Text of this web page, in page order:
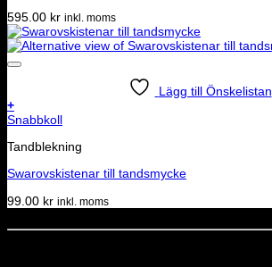
595.00 kr inkl. moms
Lägg till Önskelistan
+
Snabbkoll
Tandblekning
Swarovskistenar till tandsmycke
99.00 kr inkl. moms